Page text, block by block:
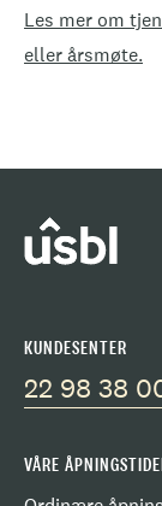
Les mer om
eller årsmøte.
KUNDESENTER
22 98 38
VÅRE